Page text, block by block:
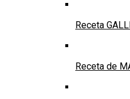
Receta
Receta de